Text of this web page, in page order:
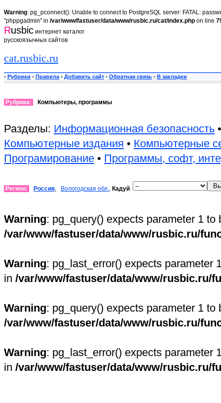
Warning: pg_pconnect(): Unable to connect to PostgreSQL server: FATAL:
"phppgadmin" in /var/www/fastuser/data/www/rusbic.ru/cat/index.php on line
Rusbic интернет каталог
русскоязычных сайтов
cat.rusbic.ru
• Рубрики • Правила • Добавить сайт • Обратная связь • В закладки
Рубрика: Компьютеры, программы
Разделы: Информационная безопасность
Компьютерные издания • Компьютерные
Програмирование • Программы, софт,
Регион: Россия, Вологодская обл., Кадуй
Warning: pg_query() expects parameter 1
/var/www/fastuser/data/www/rusbic.ru/
Warning: pg_last_error() expects parameter
in /var/www/fastuser/data/www/rusbic.ru/
Warning: pg_query() expects parameter 1
/var/www/fastuser/data/www/rusbic.ru/
Warning: pg_last_error() expects parameter
in /var/www/fastuser/data/www/rusbic.ru/